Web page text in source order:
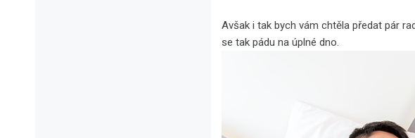
Avšak i tak bych vám chtěla předat pár
se tak pádu na úplné dno.